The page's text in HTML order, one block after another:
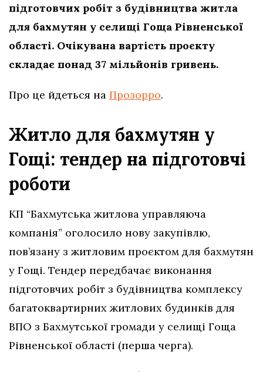
підготовчих робіт з будівництва житла
для бахмутян у селищі Гоща Рівненської
області. Очікувана вартість проєкту
складає понад 37 мільйонів гривень.
Про це йдеться на Прозорро.
Житло для бахмутян у
Гощі: тендер на підготовчі
роботи
КП “Бахмутська житлова управляюча
компанія” оголосило нову закупівлю,
пов’язану з житловим проєктом для бахмутян
у Гощі. Тендер передбачає виконання
підготовчих робіт з будівництва комплексу
багатоквартирних житлових будинків для
ВПО з Бахмутської громади у селищі Гоща
Рівненської області (перша черга).